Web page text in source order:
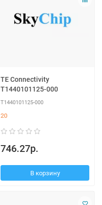
TE Connectivity
T1440101125-000
T1440101125-000
20
746.27р.
В корзину